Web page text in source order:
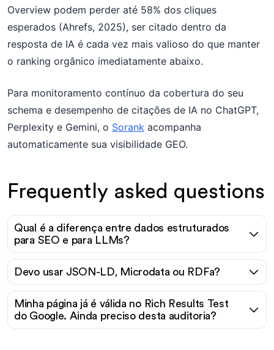
Overview podem perder até 58% dos cliques
esperados (Ahrefs, 2025), ser citado dentro da
resposta de IA é cada vez mais valioso do que manter
o ranking orgânico imediatamente abaixo.
Para monitoramento contínuo da cobertura do seu
schema e desempenho de citações de IA no ChatGPT,
Perplexity e Gemini, o Sorank acompanha
automaticamente sua visibilidade GEO.
Frequently asked questions
Qual é a diferença entre dados estruturados
para SEO e para LLMs?
Devo usar JSON-LD, Microdata ou RDFa?
Minha página já é válida no Rich Results Test
do Google. Ainda preciso desta auditoria?